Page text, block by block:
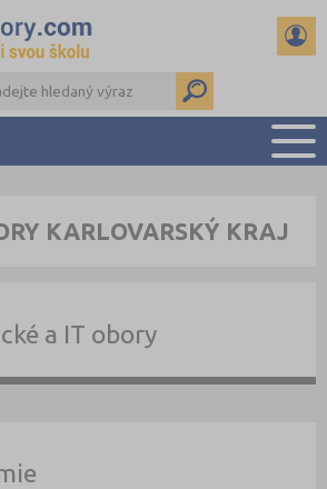
PŘÍPRAVA NA PŘIJÍMAČKY
DALŠÍ DRUHY ŠKOL
KARLOVARSKÝ KRAJ
a IT obory